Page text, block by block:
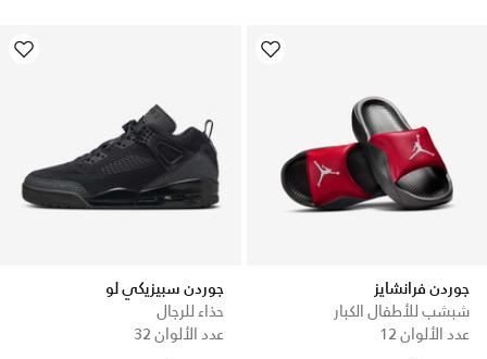
جوردن فرانشايز
شبشب للأطفال الكبار
عدد الألوان 12
جوردن سبيزيكي لو
حذاء للرجال
عدد الألوان 32